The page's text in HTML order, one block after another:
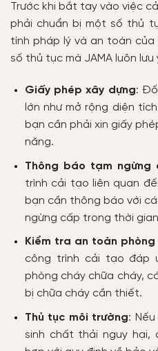
Trước khi bắt tay vào việc
phải chuẩn bị một số thủ
tính pháp lý và an toàn
số thủ tục mà JAMA luôn
Giấy phép xây dựng:
lớn như mở rộng diện
bạn cần phải xin giấy
năng.
Thông báo tạm ngừng
trình cải tạo liên quan
bạn cần thông báo với
ngừng cấp trong thời
Kiểm tra an toàn
công trình cải tạo đáp
phòng cháy chữa cháy,
bị chữa cháy cần thiết.
Thủ tục môi trường:
sinh chất thải nguy hại,